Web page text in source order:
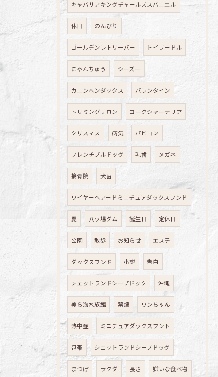
キャバリアキングチャールズスパニエル
休日 のんびり
ゴールデンレトリーバー トイプードル
にゃんちゅう シーズー
カニンヘンダックス バレンタイン
トリミングサロン ヨークシャーテリア
クリスマス 病気 パピヨン
フレンチブルドッグ 乳歯 メガネ
接骨院 犬歯
ワイヤーヘアードミニチュアダックスフンド
夏 八ッ場ダム 誕生日 定休日
公園 散歩 お知らせ エステ
ダックスフンド 小説 告白
シェットランドシープドック 沖縄
美ら海水族館 禁煙 ワンちゃん
熱中症 ミニチュアダックスフント
包帯 シェットランドシープドッグ
まつげ ラクダ 長さ 嫌いな食べ物